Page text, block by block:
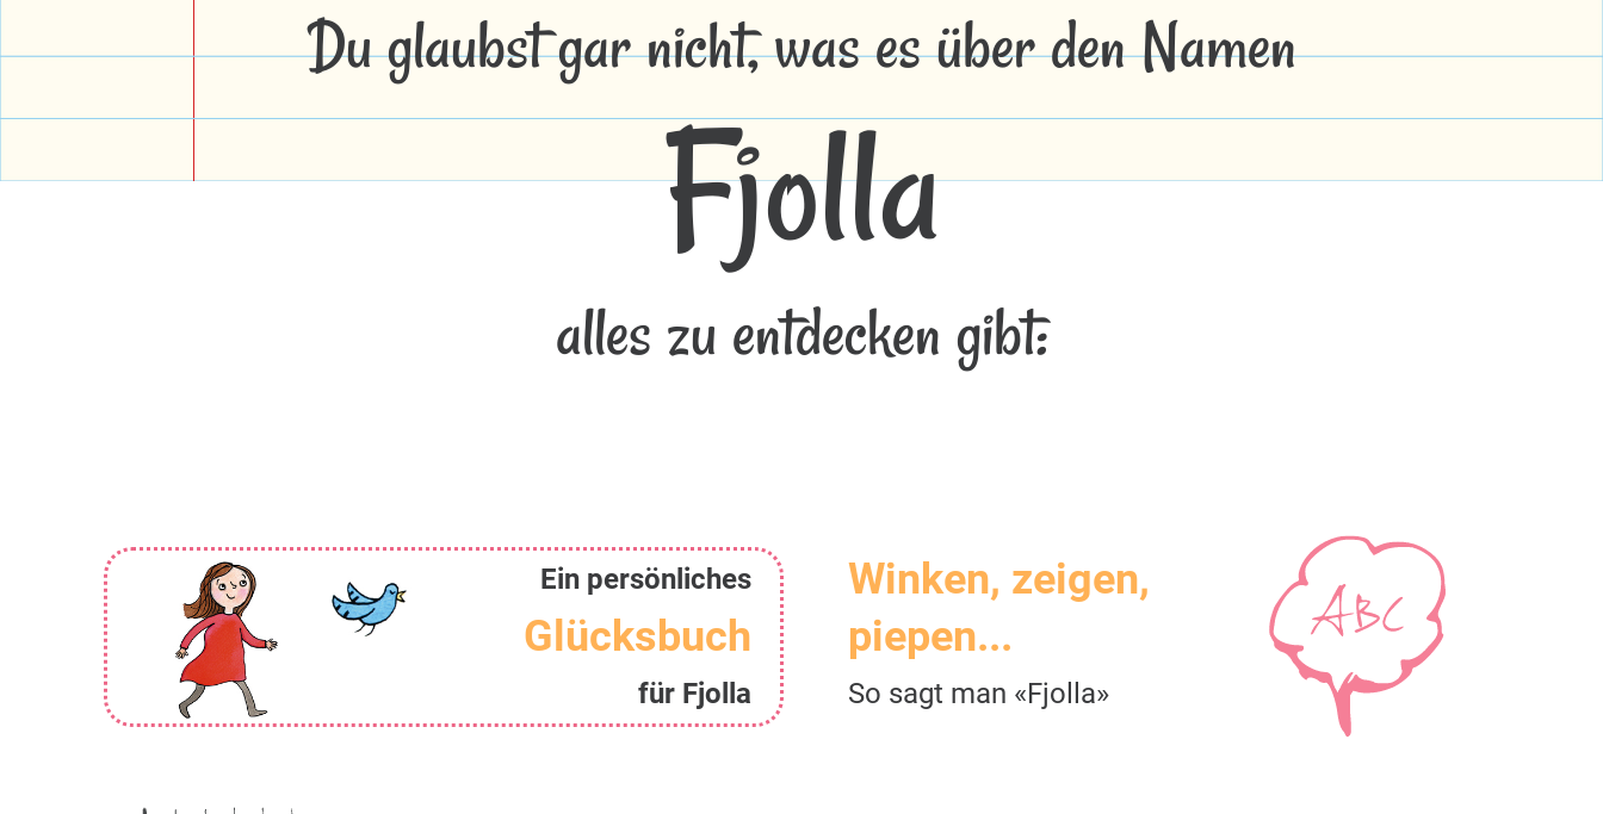
Du glaubst gar nicht, was es über den Namen
Fjolla
alles zu entdecken gibt:
Ein persönliches
Glücksbuch
für Fjolla
Winken, zeigen,
piepen...
So sagt man «Fjolla»